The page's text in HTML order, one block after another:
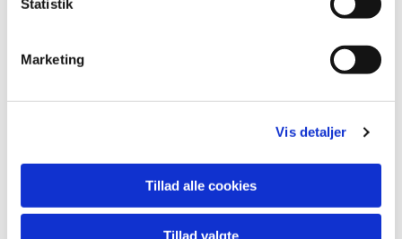
Statistik
Marketing
Vis detaljer
Tillad alle cookies
Tillad valgte
Du vil måske også kunne